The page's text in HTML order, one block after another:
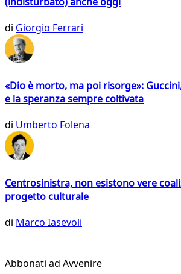
di Giorgio Ferrari
«Dio è morto, ma poi risorge»:
e la speranza sempre coltivata
di Umberto Folena
Centrosinistra, non esistono vere
progetto culturale
di Marco Iasevoli
Abbonati ad Avvenire